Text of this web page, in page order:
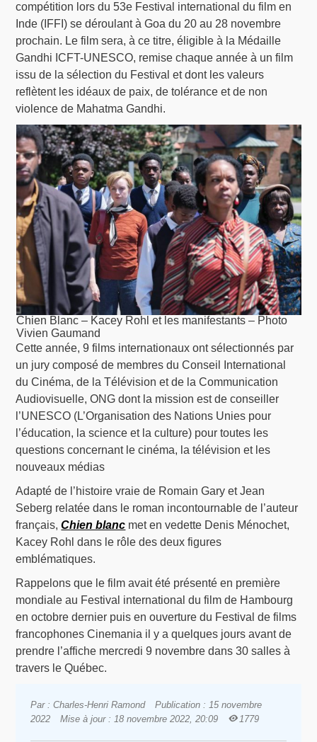
compétition lors du 53e Festival international du film en
Inde (IFFI) se déroulant à Goa du 20 au 28 novembre
prochain. Le film sera, à ce titre, éligible à la Médaille
Gandhi ICFT-UNESCO, remise chaque année à un film
issu de la sélection du Festival et dont les valeurs
reflètent les idéaux de paix, de tolérance et de non
violence de Mahatma Gandhi.
Chien Blanc – Kacey Rohl et les manifestants – Photo
Vivien Gaumand
Cette année, 9 films internationaux ont sélectionnés par
un jury composé de membres du Conseil International
du Cinéma, de la Télévision et de la Communication
Audiovisuelle, ONG dont la mission est de conseiller
l’UNESCO (L’Organisation des Nations Unies pour
l’éducation, la science et la culture) pour toutes les
questions concernant le cinéma, la télévision et les
nouveaux médias
Adapté de l’histoire vraie de Romain Gary et Jean
Seberg relatée dans le roman incontournable de l’auteur
français,Chien blanc met en vedette Denis Ménochet,
Kacey Rohl dans le rôle des deux figures
emblématiques.
Rappelons que le film avait été présenté en première
mondiale au Festival international du film de Hambourg
en octobre dernier puis en ouverture du Festival de films
francophones Cinemania il y a quelques jours avant de
prendre l’affiche mercredi 9 novembre dans 30 salles à
travers le Québec.
Par : Charles-Henri Ramond
Publication : 15 novembre
2022
Mise à jour : 18 novembre 2022, 20:09 1779